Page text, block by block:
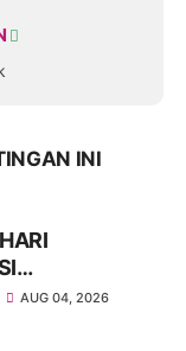
INI
BAHASA
AUG 04, 2026